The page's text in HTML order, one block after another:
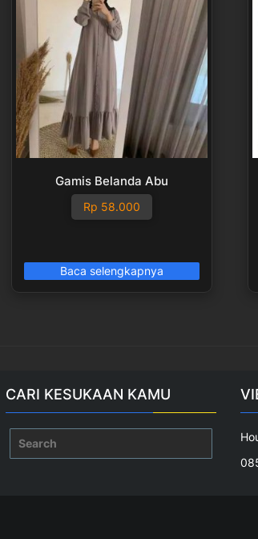
Gamis Belanda Abu
Rp 58.000
Baca selengkapnya
CARI KESUKAAN KAMU